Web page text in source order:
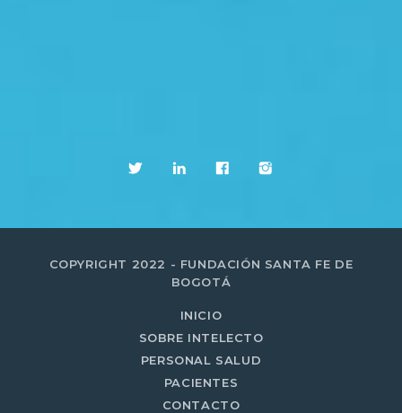
COPYRIGHT 2022 - FUNDACIÓN SANTA FE DE
BOGOTÁ
INICIO
SOBRE INTELECTO
PERSONAL SALUD
PACIENTES
CONTACTO